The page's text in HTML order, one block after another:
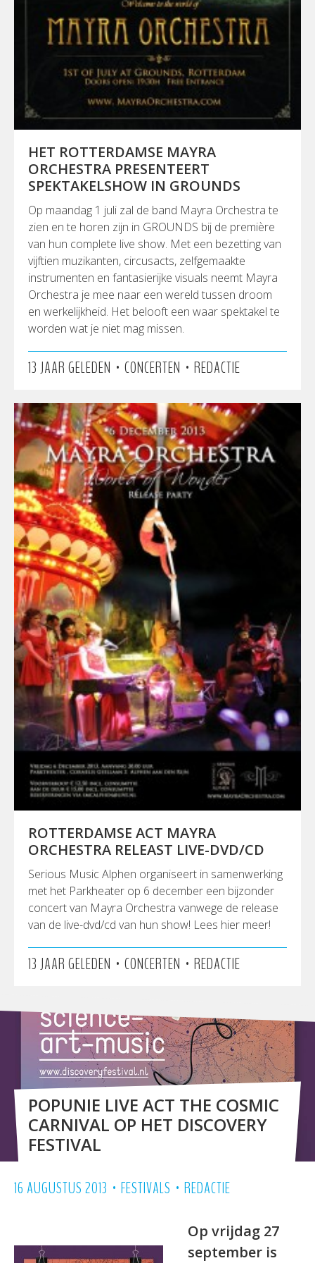
HET ROTTERDAMSE MAYRA
ORCHESTRA PRESENTEERT
SPEKTAKELSHOW IN GROUNDS
Op maandag 1 juli zal de band Mayra Orchestra te
zien en te horen zijn in GROUNDS bij de première
van hun complete live show. Met een bezetting van
vijftien muzikanten, circusacts, zelfgemaakte
instrumenten en fantasierijke visuals neemt Mayra
Orchestra je mee naar een wereld tussen droom
en werkelijkheid. Het belooft een waar spektakel te
worden wat je niet mag missen.
13 JAAR GELEDEN • CONCERTEN • REDACTIE
ROTTERDAMSE ACT MAYRA
ORCHESTRA RELEAST LIVE-DVD/CD
Serious Music Alphen organiseert in samenwerking
met het Parkheater op 6 december een bijzonder
concert van Mayra Orchestra vanwege de release
van de live-dvd/cd van hun show! Lees hier meer!
13 JAAR GELEDEN • CONCERTEN • REDACTIE
POPUNIE LIVE ACT THE COSMIC
CARNIVAL OP HET DISCOVERY
FESTIVAL
16 AUGUSTUS 2013 • FESTIVALS • REDACTIE
Op vrijdag 27
september is